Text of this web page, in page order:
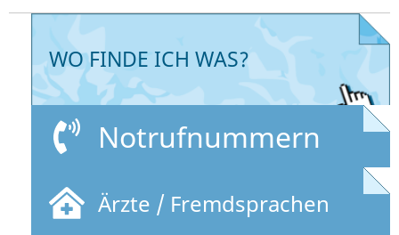
WO FINDE ICH WAS?
Notrufnummern
Ärzte / Fremdsprachen